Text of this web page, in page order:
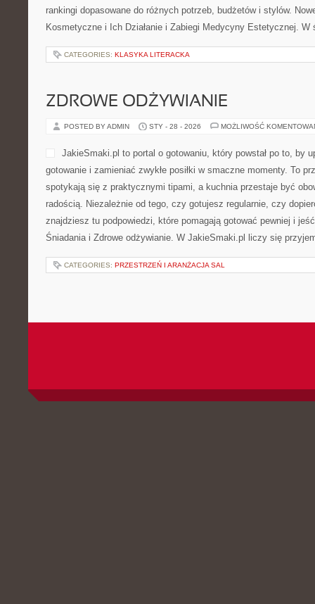
rankingi dopasowane do różnych potrzeb, budżetów i stylów.
Kosmetyczne i Ich Działanie i Zabiegi Medycyny Estetycznej.
CATEGORIES: KLASYKA LITERACKA
ZDROWE ODŻYWIANIE
POSTED BY ADMIN STY - 28 - 2026 MOŻLIWOŚĆ
JakieSmaki.pl to portal o gotowaniu, który powstał po to, by
gotowanie i zamieniać zwykłe posiłki w smaczne momenty. To
spotykają się z praktycznymi tipami, a kuchnia przestaje być
radością. Niezależnie od tego, czy gotujesz regularnie, czy
znajdziesz tu podpowiedzi, które pomagają gotować pewniej i
Śniadania i Zdrowe odżywianie. W JakieSmaki.pl liczy się
CATEGORIES: PRZESTRZEŃ I ARANŻACJA SAL